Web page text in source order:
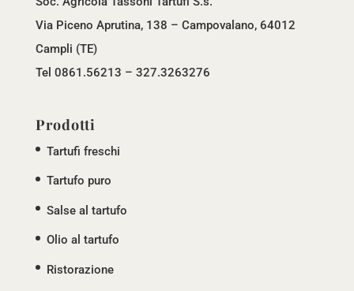
Via Piceno Aprutina, 138 – Campovalano, 64012
Campli (TE)
Tel 0861.56213 – 327.3263276
Prodotti
Tartufi freschi
Tartufo puro
Salse al tartufo
Olio al tartufo
Ristorazione